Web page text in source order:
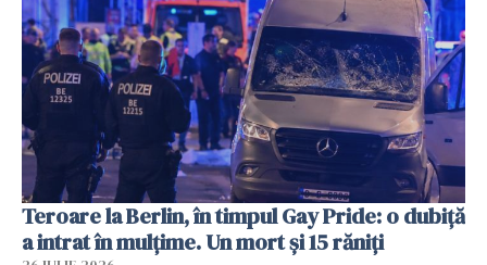
Teroare la Berlin, în timpul Gay Pride: o dubiță
a intrat în mulțime. Un mort și 15 răniți